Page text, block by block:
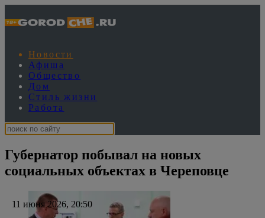
Новости
Афиша
Общество
Дом
Стиль жизни
Работа
Губернатор побывал на новых
социальных объектах в Череповце
11 июня 2026, 20:50